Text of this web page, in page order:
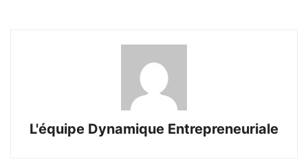
L'équipe Dynamique Entrepreneuriale